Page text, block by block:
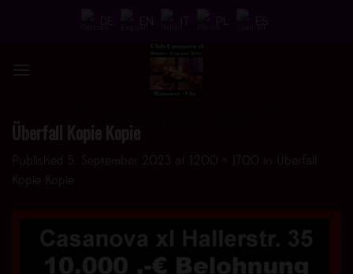
Überfall Kopie Kopie
Published 5. September 2023 at 1200 × 1700
Überfall